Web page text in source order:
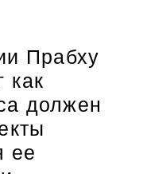
Прабху
как
должен
ее